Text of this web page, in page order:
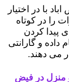
با در اختیار
را در کوتاه
پیدا کردن
داده و گارانتی
می دهند.
منزل در فیض